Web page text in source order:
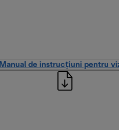
Manual de instrucțiuni pentru